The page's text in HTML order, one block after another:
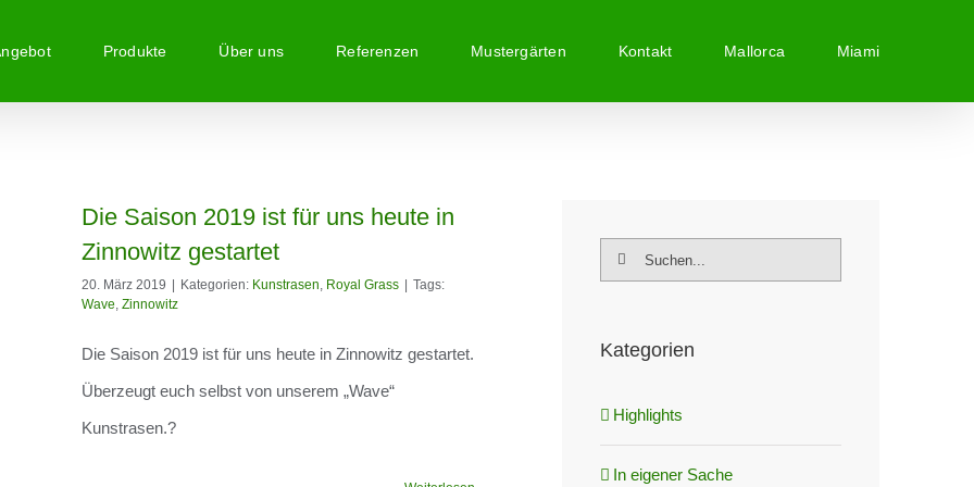
Produkte Über uns Referenzen Mustergärten Kontakt Mallorca Miami
Die Saison 2019 ist für uns heute in
Zinnowitz gestartet
20. März 2019 Kategorien: Kunstrasen, Royal Grass
Tags:
Wave, Zinnowitz
Die Saison 2019 ist für uns heute in Zinnowitz gestartet.
Überzeugt euch selbst von unserem „Wave“
Kunstrasen.?
Suche
Kategorien
Highlights
In eigener Sache